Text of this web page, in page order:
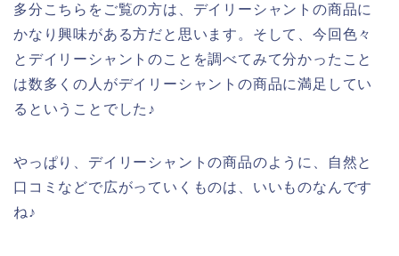
多分こちらをご覧の方は、デイリーシャントの商品に
かなり興味がある方だと思います。そして、今回色々
とデイリーシャントのことを調べてみて分かったこと
は数多くの人がデイリーシャントの商品に満足してい
るということでした♪
やっぱり、デイリーシャントの商品のように、自然と
口コミなどで広がっていくものは、いいものなんです
ね♪